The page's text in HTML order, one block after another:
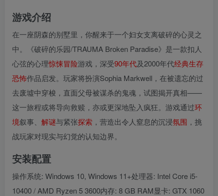
游戏介绍
在一座阴森的别墅里，你醒来于一个妇女支离破碎的心灵之
中。《破碎的乐园/TRAUMA Broken Paradise》是一款扣人
心弦的心理惊悚冒险游戏，深受90年代及2000年代经典生存
恐怖作品启发。玩家将扮演Sophia Markwell，在被遗忘的过
去废墟中穿梭，直面父母被谋杀的鬼魂，试图揭开真相——
这一旅程或将导向救赎，亦或更深地坠入疯狂。游戏通过环
境叙事、 解谜与紧张探索 ，营造出令人窒息的沉浸氛围 ，挑
战玩家对现实与幻觉的认知边界。
安装配置
操作系统: Windows 10, Windows 11+处理器: Intel Core i5-
10400 / AMD Ryzen 5 3600内存: 8 GB RAM显卡: GTX 1060